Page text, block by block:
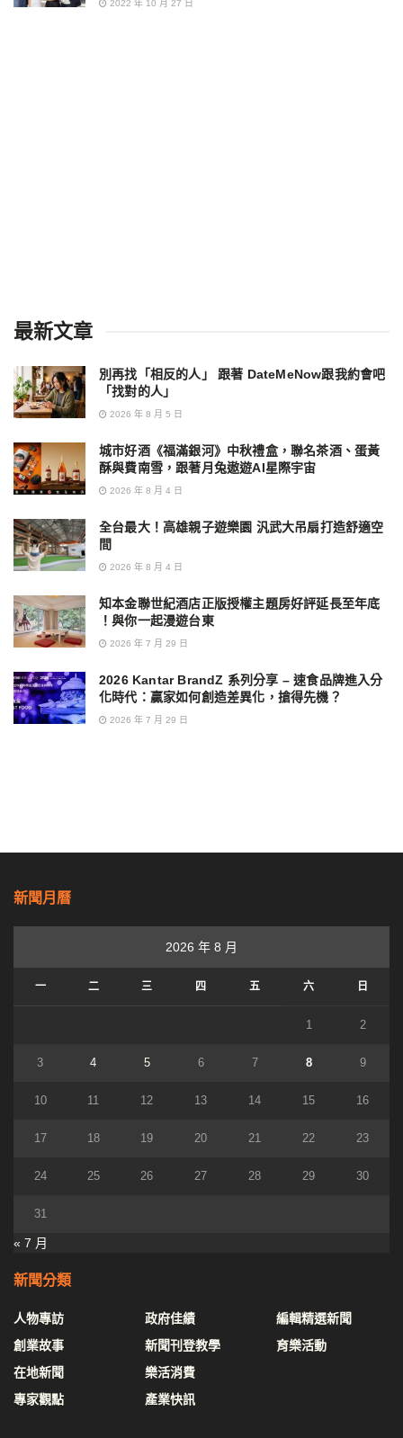
2022 年 10 月 27 日
最新文章
別再找「相反的人」 跟著 DateMeNow跟我約會吧
「找對的人」
2026 年 8 月 5 日
城市好酒《福滿銀河》中秋禮盒，聯名茶酒、蛋黃
酥與費南雪，跟著月兔遨遊AI星際宇宙
2026 年 8 月 4 日
全台最大！高雄親子遊樂園 汎武大吊扇打造舒適空
間
2026 年 8 月 4 日
知本金聯世紀酒店正版授權主題房好評延長至年底
！與你一起漫遊台東
2026 年 7 月 29 日
2026 Kantar BrandZ 系列分享 – 速食品牌進入分
化時代：贏家如何創造差異化，搶得先機？
2026 年 7 月 29 日
新聞月曆
2026 年 8 月
一 二 三 四 五 六 日
1 2
3 4 5 6 7 8 9
10 11 12 13 14 15 16
17 18 19 20 21 22 23
24 25 26 27 28 29 30
31
« 7 月
新聞分類
人物專訪
創業故事
在地新聞
專家觀點
政府佳績
新聞刊登教學
樂活消費
產業快訊
編輯精選新聞
育樂活動